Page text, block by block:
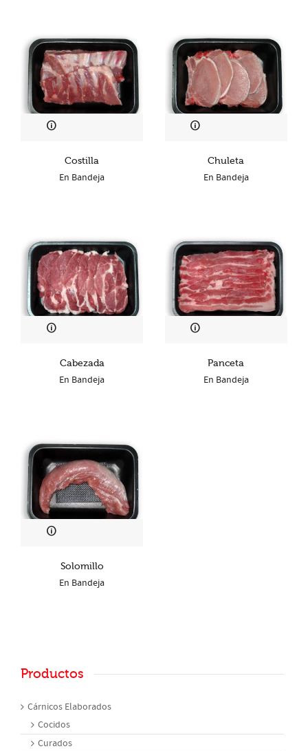
Costilla
En Bandeja
Chuleta
En Bandeja
Cabezada
En Bandeja
Panceta
En Bandeja
Solomillo
En Bandeja
Productos
Cárnicos Elaborados
Cocidos
Curados